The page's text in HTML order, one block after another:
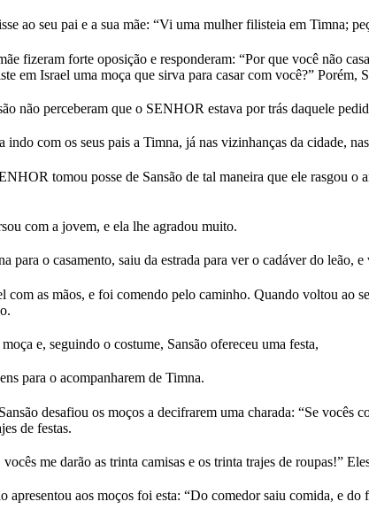
ao seu pai e a sua mãe: “Vi uma mulher filisteia em Timna;
fizeram forte oposição e responderam: “Por que você não
em Israel uma moça que sirva para casar com você?”
não perceberam que o SENHOR estava por trás daquele
indo com os seus pais a Timna, já nas vizinhanças da cidade,
tomou posse de Sansão de tal maneira que ele rasgou o
com a jovem, e ela lhe agradou muito.
para o casamento, saiu da estrada para ver o cadáver do leão,
com as mãos, e foi comendo pelo caminho. Quando voltou ao
e, seguindo o costume, Sansão ofereceu uma festa,
para o acompanharem de Timna.
desafiou os moços a decifrarem uma charada: “Se vocês
de festas.
vocês me darão as trinta camisas e os trinta trajes de roupas!”
apresentou aos moços foi esta: “Do comedor saiu comida, e